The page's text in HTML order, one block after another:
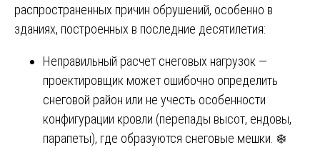
распространенных причин обрушений, особенно в
зданиях, построенных в последние десятилетия:
Неправильный расчет снеговых нагрузок —
проектировщик может ошибочно определить
снеговой район или не учесть особенности
конфигурации кровли (перепады высот, ендовы,
парапеты), где образуются снеговые мешки. ❄️